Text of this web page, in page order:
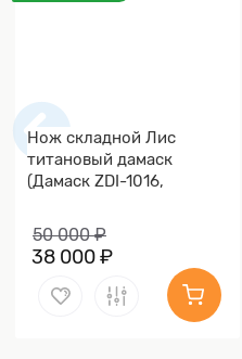
Нож складной Лис
титановый дамаск
(Дамаск ZDI-1016,
50 000 ₽
38 000 ₽